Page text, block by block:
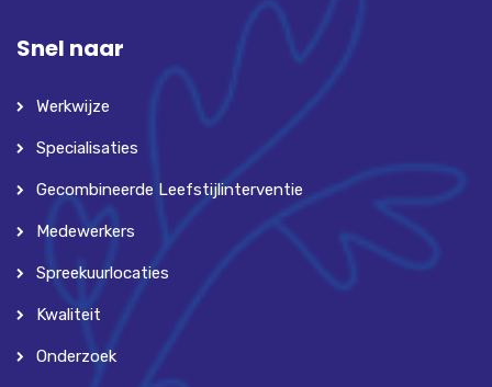
Snel naar
Werkwijze
Specialisaties
Gecombineerde Leefstijlinterventie
Medewerkers
Spreekuurlocaties
Kwaliteit
Onderzoek